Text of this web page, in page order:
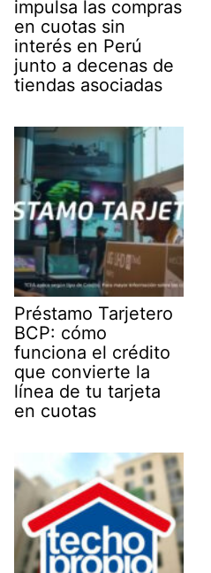
impulsa las compras
en cuotas sin
interés en Perú
junto a decenas de
tiendas asociadas
Préstamo Tarjetero
BCP: cómo
funciona el crédito
que convierte la
línea de tu tarjeta
en cuotas